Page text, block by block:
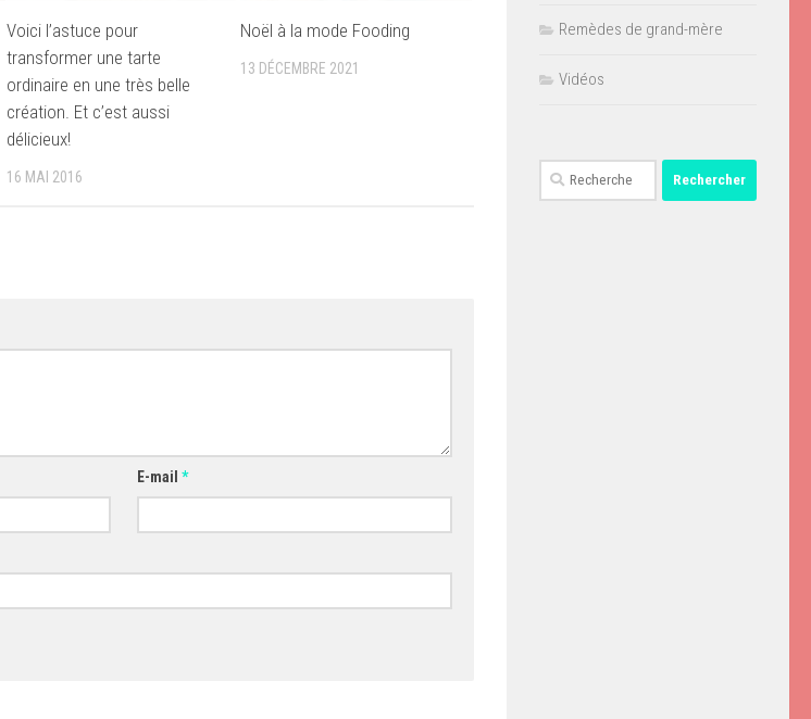
Voici l’astuce pour
transformer une tarte
ordinaire en une très belle
création. Et c’est aussi
délicieux!
16 MAI 2016
Noël à la mode Fooding
13 DÉCEMBRE 2021
E-mail*
Remèdes de grand-mère
Vidéos
Rechercher :